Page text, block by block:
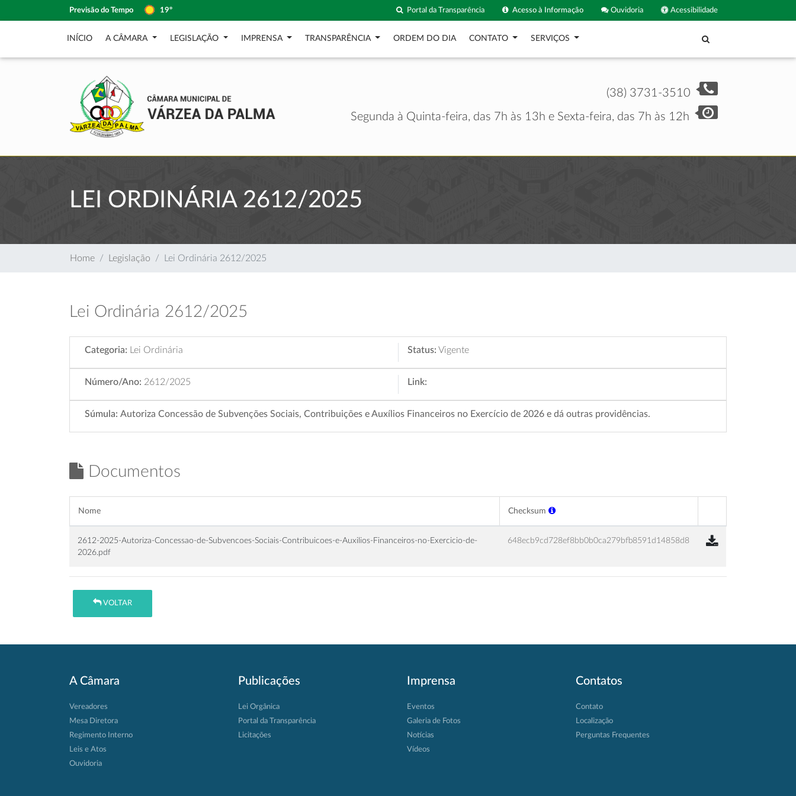
Previsão do Tempo 19º Acessibilidade
Ouvidoria
Acesso à Informação
Portal da Transparência
INÍCIO A CÂMARA LEGISLAÇÃO IMPRENSA TRANSPARÊNCIA ORDEM DO DIA CONTATO SERVIÇOS
(38) 3731-3510
Segunda à Quinta-feira, das 7h às 13h e Sexta-feira, das 7h às 12h
LEI ORDINÁRIA 2612/2025
Home Legislação Lei Ordinária 2612/2025
Lei Ordinária 2612/2025
Categoria: Lei Ordinária Status: Vigente
Número/Ano: 2612/2025 Link:
Súmula: Autoriza Concessão de Subvenções Sociais, Contribuições e Auxílios Financeiros no Exercício de 2026 e dá outras providências.
Documentos
Nome Checksum
2612-2025-Autoriza-Concessao-de-Subvencoes-Sociais-Contribuicoes-e-Auxilios-Financeiros-no-Exercicio-de-
2026.pdf
648ecb9cd728ef8bb0b0ca279bfb8591d14858d8
VOLTAR
A Câmara
Vereadores
Mesa Diretora
Regimento Interno
Leis e Atos
Ouvidoria
Publicações
Lei Orgânica
Portal da Transparência
Licitações
Imprensa
Eventos
Galeria de Fotos
Notícias
Vídeos
Contatos
Contato
Localização
Perguntas Frequentes